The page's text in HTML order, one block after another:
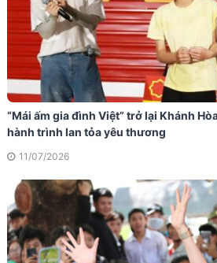
“Mái ấm gia đình Việt” trở lại Khánh
hành trình lan tỏa yêu thương
11/07/2026